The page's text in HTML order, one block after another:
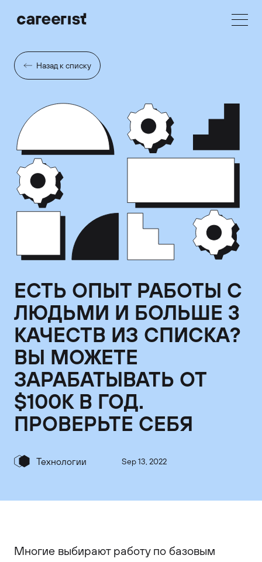
Назад к списку
ЕСТЬ ОПЫТ РАБОТЫ С
ЛЮДЬМИ И БОЛЬШЕ 3
КАЧЕСТВ ИЗ СПИСКА?
ВЫ МОЖЕТЕ
ЗАРАБАТЫВАТЬ ОТ
$100K В ГОД.
ПРОВЕРЬТЕ СЕБЯ
Технологии Sep 13, 2022
Многие выбирают работу по базовым